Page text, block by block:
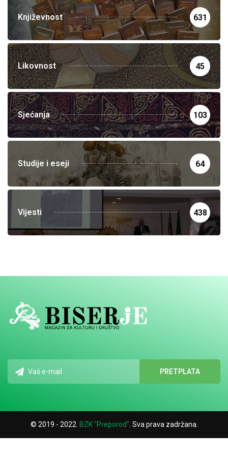
Književnost 631
Likovnost 45
Sjećanja 103
Studije i eseji 64
Vijesti 438
© 2019 - 2022. BZK "Preporod" . Sva prava zadržana.